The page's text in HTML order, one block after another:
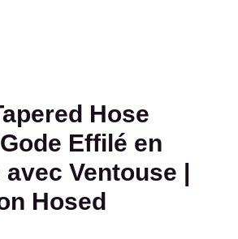
Hose
Effilé en
Ventouse |
Hosed